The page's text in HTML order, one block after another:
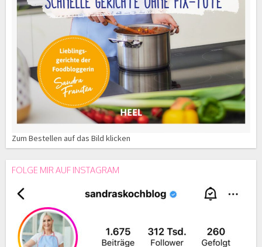
Zum Bestellen auf das Bild klicken
FOLGE MIR AUF INSTAGRAM